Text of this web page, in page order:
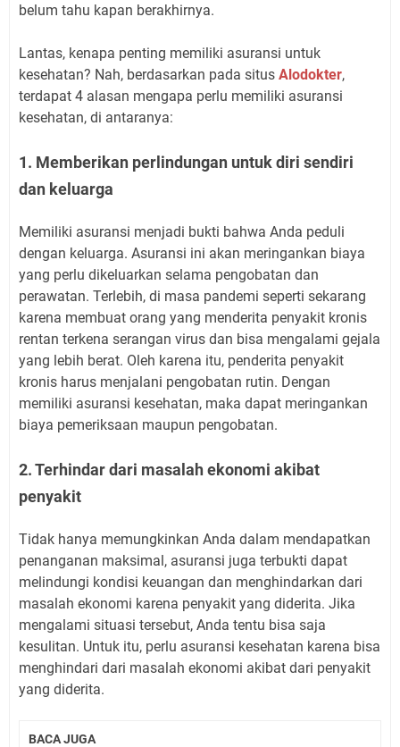
belum tahu kapan berakhirnya.
Lantas, kenapa penting memiliki asuransi untuk
kesehatan? Nah, berdasarkan pada situs Alodokter,
terdapat 4 alasan mengapa perlu memiliki asuransi
kesehatan, di antaranya:
1. Memberikan perlindungan untuk diri sendiri
dan keluarga
Memiliki asuransi menjadi bukti bahwa Anda peduli
dengan keluarga. Asuransi ini akan meringankan biaya
yang perlu dikeluarkan selama pengobatan dan
perawatan. Terlebih, di masa pandemi seperti sekarang
karena membuat orang yang menderita penyakit kronis
rentan terkena serangan virus dan bisa mengalami gejala
yang lebih berat. Oleh karena itu, penderita penyakit
kronis harus menjalani pengobatan rutin. Dengan
memiliki asuransi kesehatan, maka dapat meringankan
biaya pemeriksaan maupun pengobatan.
2. Terhindar dari masalah ekonomi akibat
penyakit
Tidak hanya memungkinkan Anda dalam mendapatkan
penanganan maksimal, asuransi juga terbukti dapat
melindungi kondisi keuangan dan menghindarkan dari
masalah ekonomi karena penyakit yang diderita. Jika
mengalami situasi tersebut, Anda tentu bisa saja
kesulitan. Untuk itu, perlu asuransi kesehatan karena bisa
menghindari dari masalah ekonomi akibat dari penyakit
yang diderita.
BACA JUGA